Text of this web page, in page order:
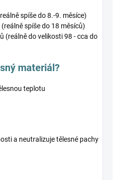
spíše do 8.-9. měsíce)
spíše do 18 měsíců)
(reálně do velikosti 98 - cca do
materiál?
teplotu
a neutralizuje tělesné pachy